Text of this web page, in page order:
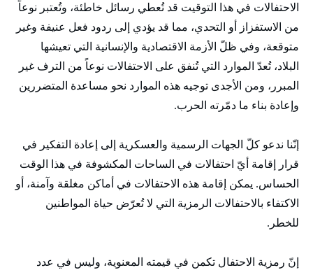
الاحتفالات في هذا التوقيت قد تُعطي رسائل خاطئة، وتُعتبر نوعاً
من الاستفزاز أو التحدي، مما قد يؤدي إلى ردود فعل عنيفة وغير
متوقعة، وفي ظلّ الأزمة الاقتصادية والإنسانية التي تعيشها
البلاد، تُعدّ الموارد التي تُنفق على الاحتفالات نوعاً من الترف غير
المبرر، ومن الأجدى توجيه هذه الموارد نحو مساعدة المتضررين
وإعادة بناء ما دمّرته الحرب.
إنّنا ندعو كلّ الجهات الرسمية والعسكرية إلى إعادة التفكير في
قرار إقامة أيّ احتفالات في الساحات المكشوفة في هذا الوقت
الحساس. يمكن إقامة هذه الاحتفالات في أماكن مغلقة وآمنة، أو
الاكتفاء بالاحتفالات الرمزية التي لا تُعرّض حياة المواطنين
للخطر.
إنّ رمزية الاحتفال تكمن في قيمته المعنوية، وليس في عدد